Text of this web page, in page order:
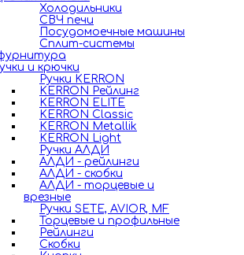
Холодильники
СВЧ печи
Посудомоечные машины
Сплит-системы
и крючки
Ручки KERRON
KERRON Рейлинг
KERRON ELITE
KERRON Classic
KERRON Metallik
KERRON Light
Ручки АЛДИ
АЛДИ - рейлинги
АЛДИ - скобки
АЛДИ - торцевые и
врезные
Ручки SETE, AVIOR, MF
Торцевые и профильные
Рейлинги
Скобки